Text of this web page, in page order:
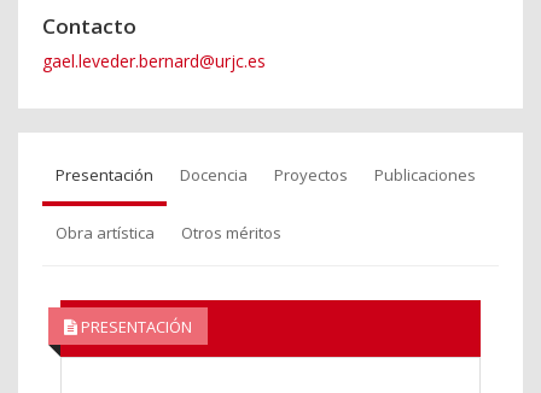
Contacto
gael.leveder.bernard@urjc.es
Presentación Docencia Proyectos Publicaciones
Obra artística Otros méritos
PRESENTACIÓN